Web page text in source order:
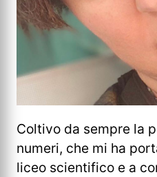
Coltivo da sempre la
numeri, che mi ha
liceo scientifico e a